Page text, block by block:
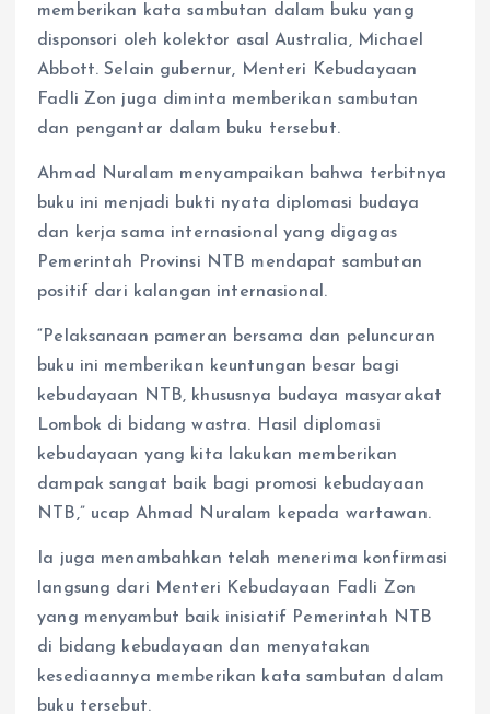
memberikan kata sambutan dalam buku yang
disponsori oleh kolektor asal Australia, Michael
Abbott. Selain gubernur, Menteri Kebudayaan
Fadli Zon juga diminta memberikan sambutan
dan pengantar dalam buku tersebut.
Ahmad Nuralam menyampaikan bahwa terbitnya
buku ini menjadi bukti nyata diplomasi budaya
dan kerja sama internasional yang digagas
Pemerintah Provinsi NTB mendapat sambutan
positif dari kalangan internasional.
“Pelaksanaan pameran bersama dan peluncuran
buku ini memberikan keuntungan besar bagi
kebudayaan NTB, khususnya budaya masyarakat
Lombok di bidang wastra. Hasil diplomasi
kebudayaan yang kita lakukan memberikan
dampak sangat baik bagi promosi kebudayaan
NTB,” ucap Ahmad Nuralam kepada wartawan.
Ia juga menambahkan telah menerima konfirmasi
langsung dari Menteri Kebudayaan Fadli Zon
yang menyambut baik inisiatif Pemerintah NTB
di bidang kebudayaan dan menyatakan
kesediaannya memberikan kata sambutan dalam
buku tersebut.